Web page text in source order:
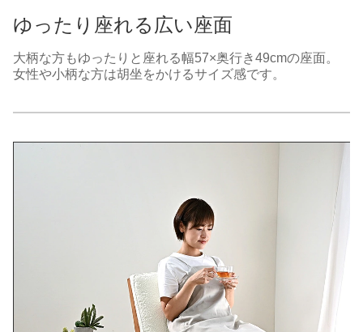
ゆったり座れる広い座面
大柄な方もゆったりと座れる幅57×奥行き49cmの座面。
女性や小柄な方は胡坐をかけるサイズ感です。